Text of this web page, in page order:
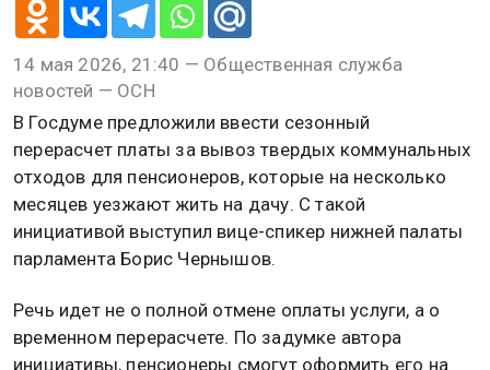
14 мая 2026, 21:40 — Общественная служба
новостей — ОСН
В Госдуме предложили ввести сезонный
перерасчет платы за вывоз твердых коммунальных
отходов для пенсионеров, которые на несколько
месяцев уезжают жить на дачу. С такой
инициативой выступил вице-спикер нижней палаты
парламента Борис Чернышов.
Речь идет не о полной отмене оплаты услуги, а о
временном перерасчете. По задумке автора
инициативы, пенсионеры смогут оформить его на